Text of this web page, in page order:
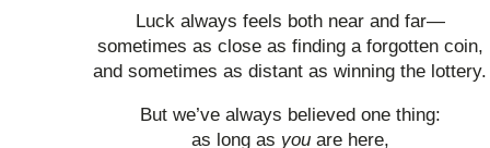
Luck always feels both near and far—
sometimes as close as finding a forgotten coin,
and sometimes as distant as winning the lottery.
But we’ve always believed one thing:
as long as youare here,